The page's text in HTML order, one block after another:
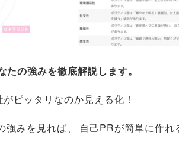
たの強みを徹底解説します。
ピッタリなのか見える化！
強みを見れば、 自己PRが簡単に作れ